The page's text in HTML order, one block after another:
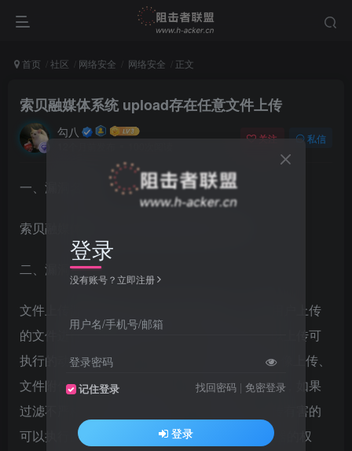
首页 社区 网络安全 网络安全 正文
索贝融媒体系统 upload存在任意文件上传
勾八 关注 私信
一、漏洞名称
索贝融媒体系统 upload存在任意文件上传
二、漏洞描述
文件上传漏洞是指由于程序员再开发时，未对用户上传
的文件进行严格的验证和过滤，而导致用户可以上传可
执行的动态脚本文件。(php jsp asp)如常见的头像上传、
文件附件上传、媒体上传等，允许用户上传文件，如果
过滤不严格，恶意用户利用文件上传漏洞，上传有害的
可以执行脚本文件到服务器中， 可以获取服务器的权
登录
没有账号？立即注册
用户名/手机号/邮箱
登录密码
记住登录 找回密码 | 免密登录
登录